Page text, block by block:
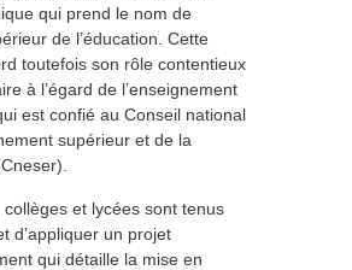
qui prend le nom de
de l’éducation. Cette
toutefois son rôle contentieux
à l’égard de l’enseignement
est confié au Conseil national
supérieur et de la
collèges et lycées sont tenus
d’appliquer un projet
qui détaille la mise en